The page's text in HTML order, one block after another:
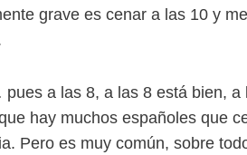
grave es cenar a las 10 y
a las 8, a las 8 está bien,
hay muchos españoles que
Pero es muy común, sobre